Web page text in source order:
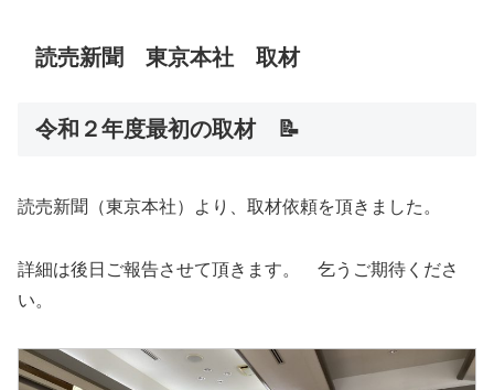
読売新聞 東京本社 取材
令和２年度最初の取材 📝
読売新聞（東京本社）より、取材依頼を頂きました。
詳細は後日ご報告させて頂きます。 乞うご期待くださ
い。